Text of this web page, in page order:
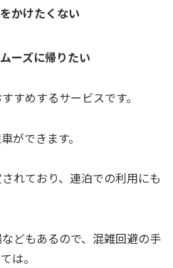
かけたくない
ーズに帰りたい
すめするサービスです。
ができます。
れており、連泊での利用にも
どもあるので、混雑回避の手
は。